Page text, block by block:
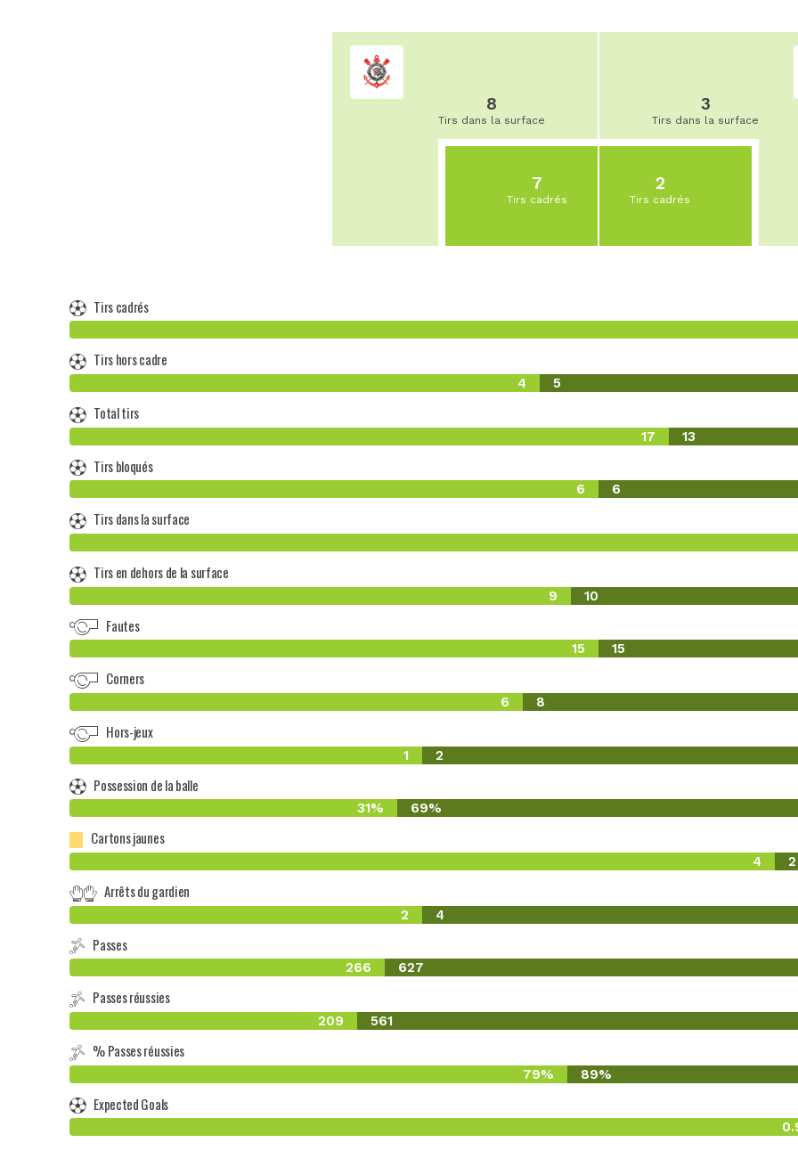
8
Tirs dans la surface
7
Tirs cadrés
3
Tirs dans la surface
2
Tirs cadrés
Tirs cadrés
Tirs hors cadre
4 5
Total tirs
17 13
Tirs bloqués
6 6
Tirs dans la surface
Tirs en dehors de la surface
9 10
Fautes
15 15
Corners
6 8
Hors-jeux
1 2
Possession de la balle
31% 69%
Cartons jaunes
4 2
Arrêts du gardien
2 4
Passes
266 627
Passes réussies
209 561
% Passes réussies
79% 89%
Expected Goals